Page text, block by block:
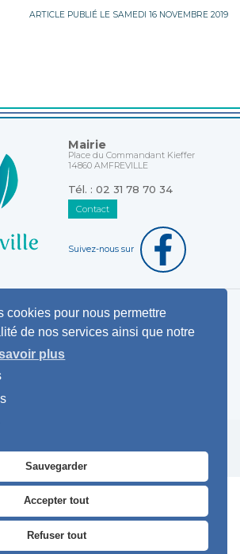
cookies pour nous permettre
de nos services ainsi que notre
plus
Sauvegarder
Accepter tout
Refuser tout
ARTICLE PUBLIÉ LE SAMEDI 16 NOVEMBRE 2019
Mairie
Place du Commandant Kieffer
14860 AMFREVILLE
Tél. : 02 31 78 70 34
Contact
Suivez-nous sur
d'ouverture au public
Pemanences des élus
administratives
postale communale